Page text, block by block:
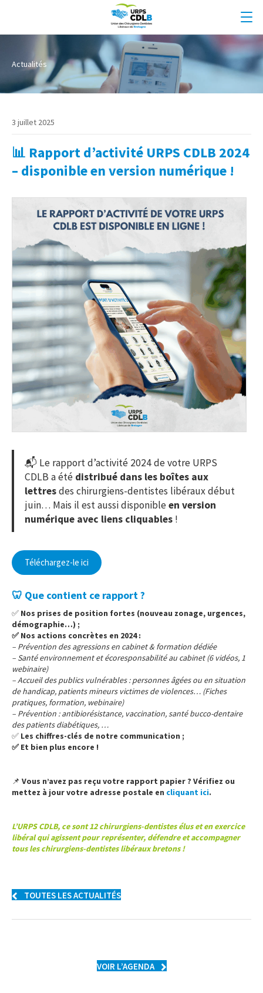
Actualités
3 juillet 2025
📊 Rapport d’activité URPS CDLB 2024
– disponible en version numérique !
📬 Le rapport d’activité 2024 de votre URPS
CDLB a été distribué dans les boîtes aux
lettresdes chirurgiens-dentistes libéraux début
juin… Mais il est aussi disponibleen version
numérique avec liens cliquables!
Téléchargez-le ici
🦷 Que contient ce rapport ?
✅ Nos prises de position fortes (nouveau zonage, urgences,
démographie…) ;
✅ Nos actions concrètes en 2024 :
– Prévention des agressions en cabinet & formation dédiée
– Santé environnement et écoresponsabilité au cabinet (6 vidéos, 1
webinaire)
– Accueil des publics vulnérables : personnes âgées ou en situation
de handicap, patients mineurs victimes de violences… (Fiches
pratiques, formation, webinaire)
– Prévention : antibiorésistance, vaccination, santé bucco-dentaire
des patients diabétiques, …
✅ Les chiffres-clés de notre communication ;
✅ Et bien plus encore !
📌 Vous n’avez pas reçu votre rapport papier ? Vérifiez ou
mettez à jour votre adresse postale en cliquant ici.
L’URPS CDLB, ce sont 12 chirurgiens-dentistes élus et en exercice
libéral qui agissent pour représenter, défendre et accompagner
tous les chirurgiens-dentistes libéraux bretons !
TOUTES LES ACTUALITÉS
VOIR L’AGENDA